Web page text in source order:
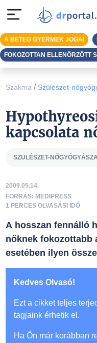
Szakma / Szülészet-
kapcsolata
SZÜLÉSZET-
2009.05.14.
FORRÁS: MEDIPRESS
1 PERCES OLVASÁSI IDŐ
A hosszan fennálló
nőknek fokozottabb
esetében ilyen
Kedves Olvasó!
Ezt a cikket teljes
tagjaink érhetik el.
Ha Ön már korábban
A BETEG GYERMEK JOGAI
FOKOZOTTAN ELLENŐRZÖTT